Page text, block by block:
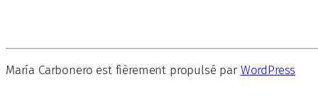
María Carbonero est fièrement propulsé par WordPress